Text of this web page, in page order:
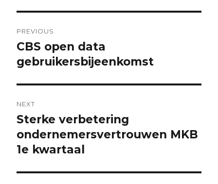
navigation
PREVIOUS
Previous
post:
CBS open data
gebruikersbijeenkomst
NEXT
Next
post:
Sterke verbetering
ondernemersvertrouwen MKB
1e kwartaal